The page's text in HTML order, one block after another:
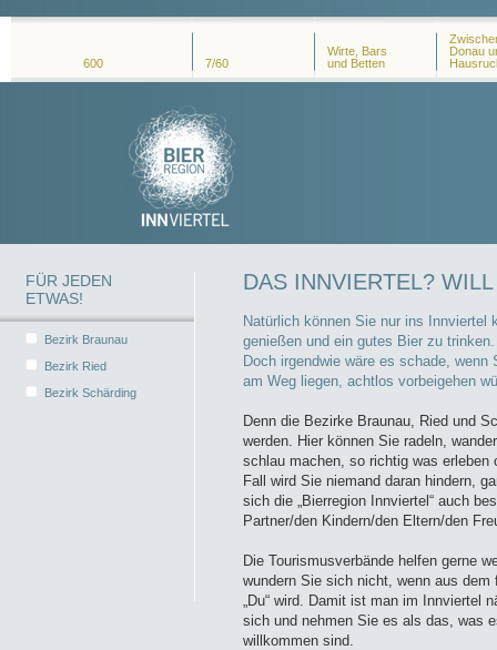
600 7/60
Wirte, Bars
und Betten
Donau
FÜR JEDEN
ETWAS!
Bezirk Braunau
Bezirk Ried
Bezirk Schärding
DAS INNVIERTEL?
Natürlich können Sie nur ins
genießen und ein gutes Bier zu
Doch irgendwie wäre es schade,
am Weg liegen, achtlos vorbeigehen
Denn die Bezirke Braunau, Ried und
werden. Hier können Sie radeln,
schlau machen, so richtig was erleben
Fall wird Sie niemand daran hindern,
sich die „Bierregion Innviertel“ auch
Partner/den Kindern/den Eltern/den
Die Tourismusverbände helfen gerne
wundern Sie sich nicht, wenn aus dem
„Du“ wird. Damit ist man im Innviertel
sich und nehmen Sie es als das, was
willkommen sind.